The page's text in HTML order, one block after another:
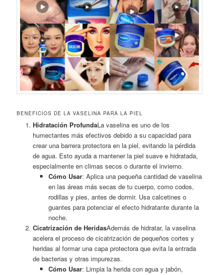
BENEFICIOS DE LA VASELINA PARA LA PIEL
Hidratación ProfundaLa vaselina es uno de los
humectantes más efectivos debido a su capacidad para
crear una barrera protectora en la piel, evitando la pérdida
de agua. Esto ayuda a mantener la piel suave e hidratada,
especialmente en climas secos o durante el invierno.
Cómo Usar: Aplica una pequeña cantidad de vaselina
en las áreas más secas de tu cuerpo, como codos,
rodillas y pies, antes de dormir. Usa calcetines o
guantes para potenciar el efecto hidratante durante la
noche.
Cicatrización de HeridasAdemás de hidratar, la vaselina
acelera el proceso de cicatrización de pequeños cortes y
heridas al formar una capa protectora que evita la entrada
de bacterias y otras impurezas.
Cómo Usar: Limpia la herida con agua y jabón,